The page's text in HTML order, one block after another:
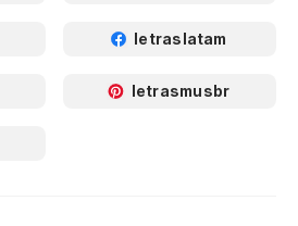
letraslatam
letrasmusbr